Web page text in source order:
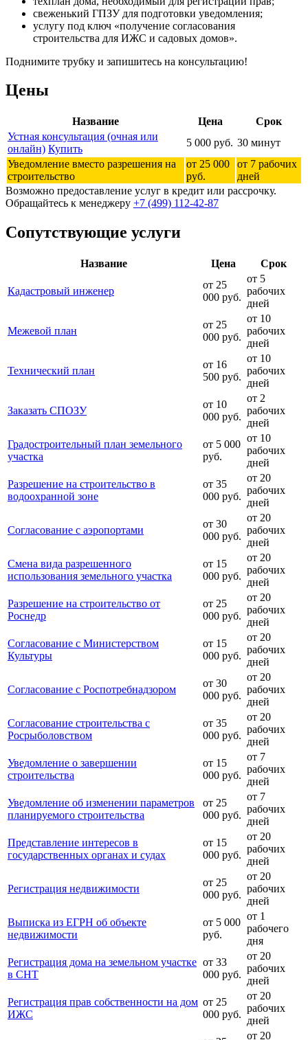
свеженький ГПЗУ для подготовки уведомления;
услугу под ключ «получение согласования
строительства для ИЖС и садовых домов».
Поднимите трубку и запишитесь на консультацию!
Цены
Название Цена
Срок
Устная консультация (очная или
онлайн) Купить
5 000 руб. 30 минут
Уведомление вместо разрешения на
строительство
от 25 000
руб.
от 7 рабочих
дней
Возможно предоставление услуг в кредит или рассрочку.
Обращайтесь к менеджеру +7 (499) 112-42-87
Сопутствующие услуги
Название Цена Срок
Кадастровый инженер
от 25
000 руб.
от 5
рабочих
дней
Межевой план
от 25
000 руб.
от 10
рабочих
дней
Технический план
от 16
500 руб.
от 10
рабочих
дней
Заказать СПОЗУ
от 10
000 руб.
от 2
рабочих
дней
Градостроительный план земельного
участка
от 5 000
руб.
от 10
рабочих
дней
Разрешение на строительство в
водоохранной зоне
от 35
000 руб.
от 20
рабочих
дней
Согласование с аэропортами
от 30
000 руб.
от 20
рабочих
дней
Смена вида разрешенного
использования земельного участка
от 15
000 руб.
от 20
рабочих
дней
Разрешение на строительство от
Роснедр
от 25
000 руб.
от 20
рабочих
дней
Согласование с Министерством
Культуры
от 15
000 руб.
от 20
рабочих
дней
Согласование с Роспотребнадзором
от 30
000 руб.
от 20
рабочих
дней
Согласование строительства с
Росрыболовством
от 35
000 руб.
от 20
рабочих
дней
Уведомление о завершении
строительства
от 15
000 руб.
от 7
рабочих
дней
Уведомление об изменении параметров
планируемого строительства
от 25
000 руб.
от 7
рабочих
дней
Представление интересов в
государственных органах и судах
от 15
000 руб.
от 20
рабочих
дней
Регистрация недвижимости
от 25
000 руб.
от 20
рабочих
дней
Выписка из ЕГРН об объекте
недвижимости
от 5 000
руб.
от 1
рабочего
дня
Регистрация дома на земельном участке
в СНТ
от 33
000 руб.
от 20
рабочих
дней
Регистрация прав собственности на дом
ИЖС
от 25
000 руб.
от 20
рабочих
дней
от 20